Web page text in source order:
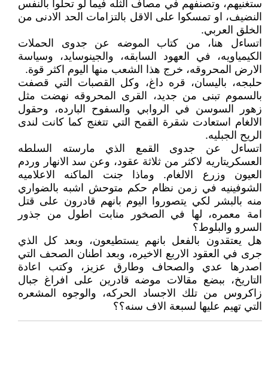
ستغنيهم، وتصنفهم في مصاف الثله فيما لو تحلوا بالنفس
النضيف، او تمسكوا على الاقل بالتزامات الحد الادنى من
الخلق العربي.
اتساءل هنا، من كتاب الموضه عن جدوى الحملات
الكيمياويه، في العهود السابقه، والجينوسايد، وسياسة
الارض المحروقه، خرج هذا الشعب منها اليوم اكثر قوة.
حلبجه، باليسان، قره داغ، وكل القصبات التي قصفت
بالسموم تبنى من جديد، القرى المحروقه نهضت مثل
زهور السوسن في الروابي والسفوح البارده، وحقول
الالغام استعادت شقرة القمح التي تتغنج كما كانت لندى
الريح الجبليه.
اتساءل عن جدوى القمع الذي مارسته السلطه
العسكريتاريه لاكثر من ثلاثة عقود، وعن سد الانهار وردم
العيون وزرع الالغام. وماذا جنت الماكنه الاعلاميه
الشوفينيه في زمن نظام حكم متوحش اشبه بالضواري
منه بالبشر لكي يتصوروا اليوم بانهم قادرون على قتل
امة معمره، لها في الصخور منابت اطول من جذور
السرو والبلوط؟
هل يعتقدون بالفعل بانهم يستطيعون، وبعد كل الذي
جرى في العقود الاربع الاخيره، وبعد اطنان الصحف التي
اصدرها عدي والصحاف وطارق عزيز، وكتب اعادة
التاريخ، ببضع مقالات موضه قادرين على افراغ جبال
زاكروس من تلك الاجساد الحركه، والوجوه المشعره
التي تهيم عليها لسبعة الاف سنه؟؟